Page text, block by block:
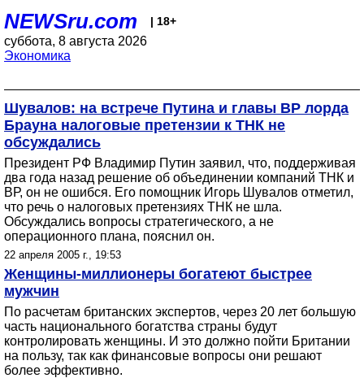
NEWSru.com | 18+
суббота, 8 августа 2026
Экономика
Шувалов: на встрече Путина и главы ВР лорда
Брауна налоговые претензии к ТНК не
обсуждались
Президент РФ Владимир Путин заявил, что, поддерживая
два года назад решение об объединении компаний ТНК и
ВР, он не ошибся. Его помощник Игорь Шувалов отметил,
что речь о налоговых претензиях ТНК не шла.
Обсуждались вопросы стратегического, а не
операционного плана, пояснил он.
22 апреля 2005 г., 19:53
Женщины-миллионеры богатеют быстрее
мужчин
По расчетам британских экспертов, через 20 лет большую
часть национального богатства страны будут
контролировать женщины. И это должно пойти Британии
на пользу, так как финансовые вопросы они решают
более эффективно.